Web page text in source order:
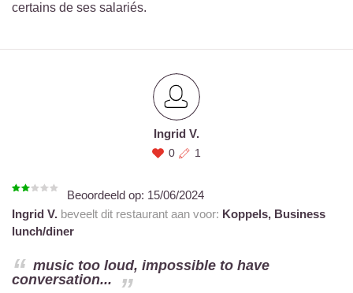
certains de ses salariés.
Ingrid V.
0 1
Beoordeeld op: 15/06/2024
Ingrid V. beveelt dit restaurant aan voor: Koppels, Business
lunch/diner
music too loud, impossible to have
conversation...